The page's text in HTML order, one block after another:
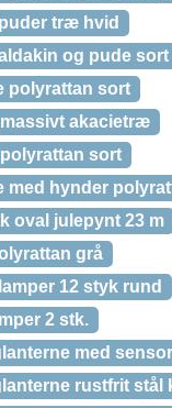
træ hvid
og pude sort
polyrattan sort
akacietræ
sort
hynder
oval julepynt 23 m
grå
12 styk rund
2 stk.
med
rustfrit stål